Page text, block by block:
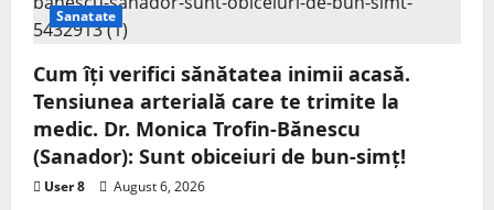
Sanatate
Cum îți verifici sănătatea inimii acasă.
Tensiunea arterială care te trimite la
medic. Dr. Monica Trofin-Bănescu
(Sanador): Sunt obiceiuri de bun-simț!
User 8 August 6, 2026